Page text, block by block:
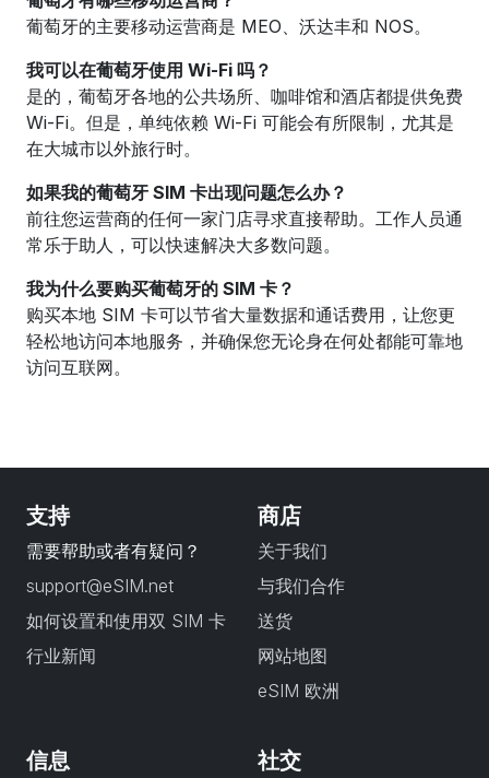
葡萄牙的主要移动运营商是 MEO、沃达丰和 NOS。
我可以在葡萄牙使用 Wi-Fi 吗？
是的，葡萄牙各地的公共场所、咖啡馆和酒店都提供免费
Wi-Fi。但是，单纯依赖 Wi-Fi 可能会有所限制，尤其是
在大城市以外旅行时。
如果我的葡萄牙 SIM 卡出现问题怎么办？
前往您运营商的任何一家门店寻求直接帮助。工作人员通
常乐于助人，可以快速解决大多数问题。
我为什么要购买葡萄牙的 SIM 卡？
购买本地 SIM 卡可以节省大量数据和通话费用，让您更
轻松地访问本地服务，并确保您无论身在何处都能可靠地
访问互联网。
支持
需要帮助或者有疑问？
support@eSIM.net
如何设置和使用双 SIM 卡
行业新闻
商店
关于我们
与我们合作
送货
网站地图
eSIM 欧洲
信息 社交